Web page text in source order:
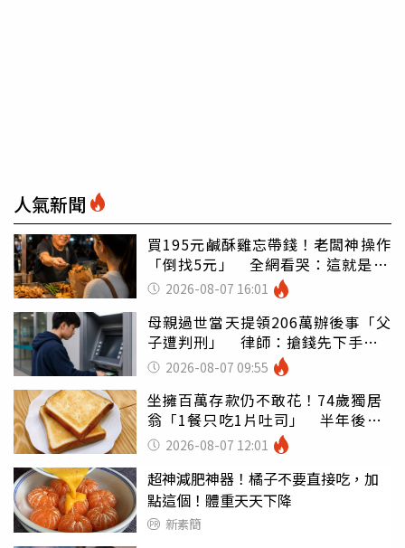
人氣新聞
買195元鹹酥雞忘帶錢！老闆神操作
「倒找5元」 全網看哭：這就是台
灣 2026-08-07 16:01
母親過世當天提領206萬辦後事「父
子遭判刑」 律師：搶錢先下手是
罪 2026-08-07 09:55
坐擁百萬存款仍不敢花！74歲獨居
翁「1餐只吃1片吐司」 半年後暴
瘦嚇壞女兒
2026-08-07 12:01
超神減肥神器！橘子不要直接吃，加
點這個！體重天天下降
新素簡